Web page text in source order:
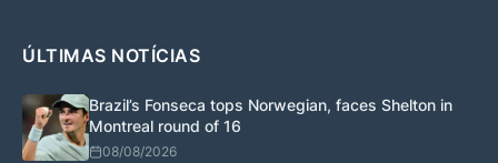
ÚLTIMAS NOTÍCIAS
Brazil’s Fonseca tops Norwegian, faces Shelton in
Montreal round of 16
08/08/2026